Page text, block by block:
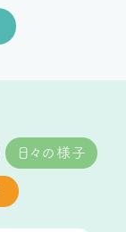
日々の様子